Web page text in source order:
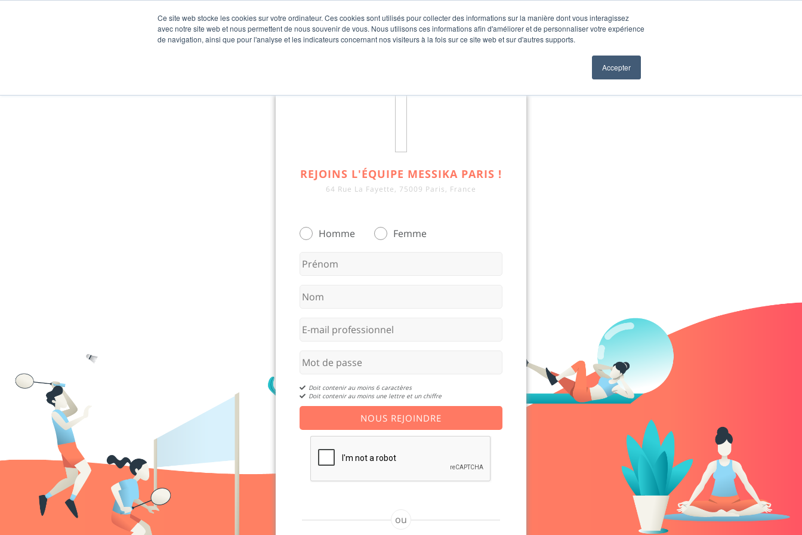
Ce site web stocke les cookies sur votre ordinateur. Ces cookies sont utilisés pour collecter des informations sur la manière dont vous interagissez
avec notre site web et nous permettent de nous souvenir de vous. Nous utilisons ces informations afin d'améliorer et de personnaliser votre expérience
de navigation, ainsi que pour l'analyse et les indicateurs concernant nos visiteurs à la fois sur ce site web et sur d'autres supports.
Accepter
REJOINS L'ÉQUIPE MESSIKA PARIS !
64 Rue La Fayette, 75009 Paris, France
Homme Femme
Doit contenir au moins 6 caractères
Doit contenir au moins une lettre et un chiffre
NOUS REJOINDRE
ou